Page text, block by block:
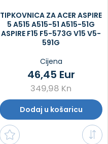
TIPKOVNICA ZA ACER ASPIRE
5 A515 A515-51 A515-51G
ASPIRE F15 F5-573G V15 V5-
591G
Cijena
349,98 Kn
46,45 Eur
Dodaj u košaricu